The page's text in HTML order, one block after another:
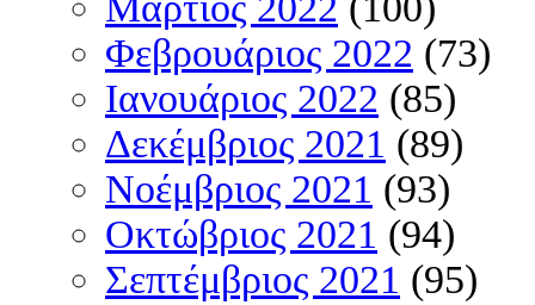
Φεβρουάριος 2022 (73)
Ιανουάριος 2022 (85)
Δεκέμβριος 2021 (89)
Νοέμβριος 2021 (93)
Οκτώβριος 2021 (94)
Σεπτέμβριος 2021 (95)